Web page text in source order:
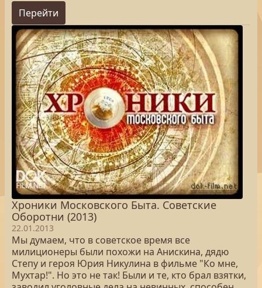
Перейти
Хроники Московского Быта. Советские
Оборотни (2013)
22.01.2013
Мы думаем, что в советское время все
милиционеры были похожи на Анискина, дядю
Степу и героя Юрия Никулина в фильме "Ко мне,
Мухтар!". Но это не так! Были и те, кто брал взятки,